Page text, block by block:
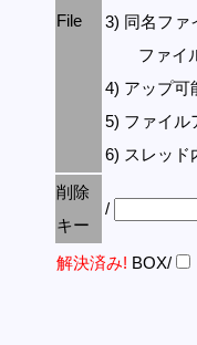
File
3) 同名ファ
ファイル
4) アップ可
5) ファイル
6) スレッド
削除
キー
/
解決済み! BOX/